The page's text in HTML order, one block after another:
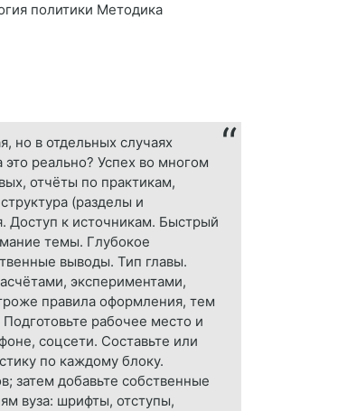
политики Методика
но в отдельных случаях
реально? Успех во многом
отчёты по практикам,
(разделы и
Доступ к источникам. Быстрый
темы. Глубокое
выводы. Тип главы.
экспериментами,
правила оформления, тем
Подготовьте рабочее место и
соцсети. Составьте или
по каждому блоку.
затем добавьте собственные
вуза: шрифты, отступы,